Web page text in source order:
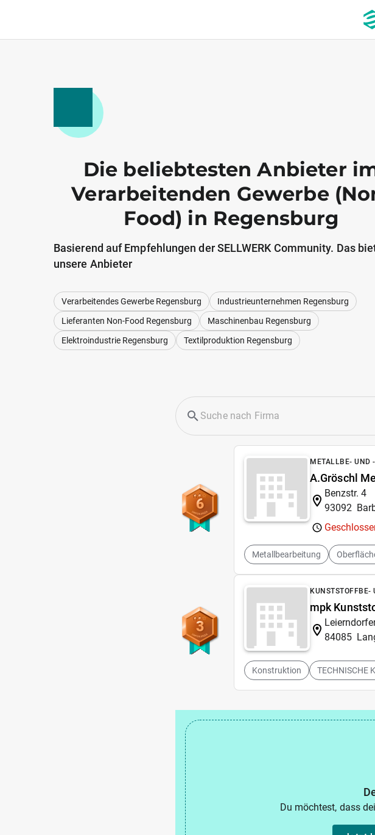
Die beliebtesten Anbieter
Verarbeitenden Gewerbe
Food) in Regensburg
Basierend auf Empfehlungen der SELLWERK Community. Das
unsere Anbieter
Verarbeitendes Gewerbe Regensburg
Industrieunternehmen Regensburg
Lieferanten Non-Food Regensburg
Maschinenbau Regensburg
Elektroindustrie Regensburg
Textilproduktion Regensburg
6
METALLBE- UND
A.Gröschl
Benzstr. 4
93092
Metallbearbeitung
3
KUNSTSTOFFBE-
mpk
84085
Konstruktion
Du möchtest, dass